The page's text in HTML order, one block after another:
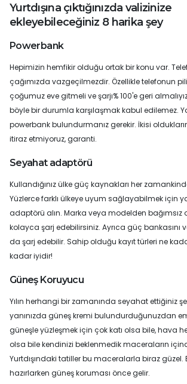
Yurtdışına çıktığınızda valizinize
ekleyebileceğiniz 8 harika şey
Powerbank
Hepimizin hemfikir olduğu ortak bir konu var.
çağımızda vazgeçilmezdir. Özellikle telefonun
çoğumuz eve gitmeli ve şarjı% 100'e geri
böyle bir durumla karşılaşmak kabul edilemez.
powerbank bulundurmanız gerekir. İkisi
itiraz etmiyoruz, garanti.
Seyahat adaptörü
Kullandığınız ülke güç kaynakları her
Yüzlerce farklı ülkeye uyum sağlayabilmek için
adaptörü alın. Marka veya modelden bağımsız
kolayca şarj edebilirsiniz. Ayrıca güç bankasını
da şarj edebilir. Sahip olduğu kayıt türleri ne
kadar iyidir!
Güneş Koruyucu
Yılın herhangi bir zamanında seyahat ettiğiniz
yanınızda güneş kremi bulundurduğunuzdan
güneşle yüzleşmek için çok katı olsa bile, hava
olsa bile kendinizi beklenmedik maceraların
Yurtdışındaki tatiller bu maceralarla biraz güzel.
hazırlarken güneş koruması önce gelir.